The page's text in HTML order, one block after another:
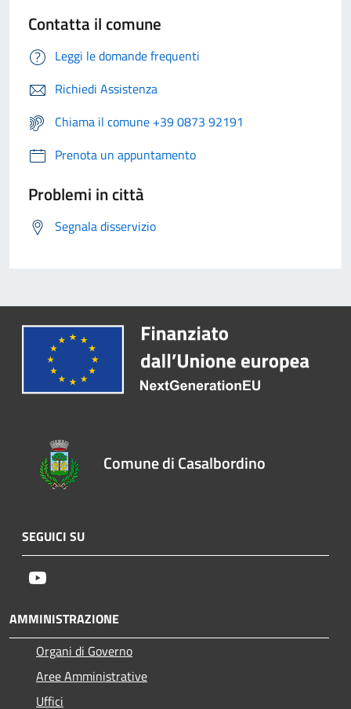
Contatta il comune
Leggi le domande frequenti
Richiedi Assistenza
Chiama il comune +39 0873 92191
Prenota un appuntamento
Problemi in città
Segnala disservizio
Comune di Casalbordino
SEGUICI SU
AMMINISTRAZIONE
Organi di Governo
Aree Amministrative
Uffici